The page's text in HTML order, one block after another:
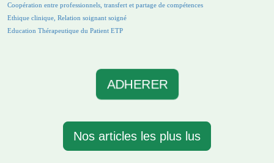
Coopération entre professionnels, transfert et partage de compétences
Ethique clinique, Relation soignant soigné
Education Thérapeutique du Patient ETP
ADHERER
Nos articles les plus lus